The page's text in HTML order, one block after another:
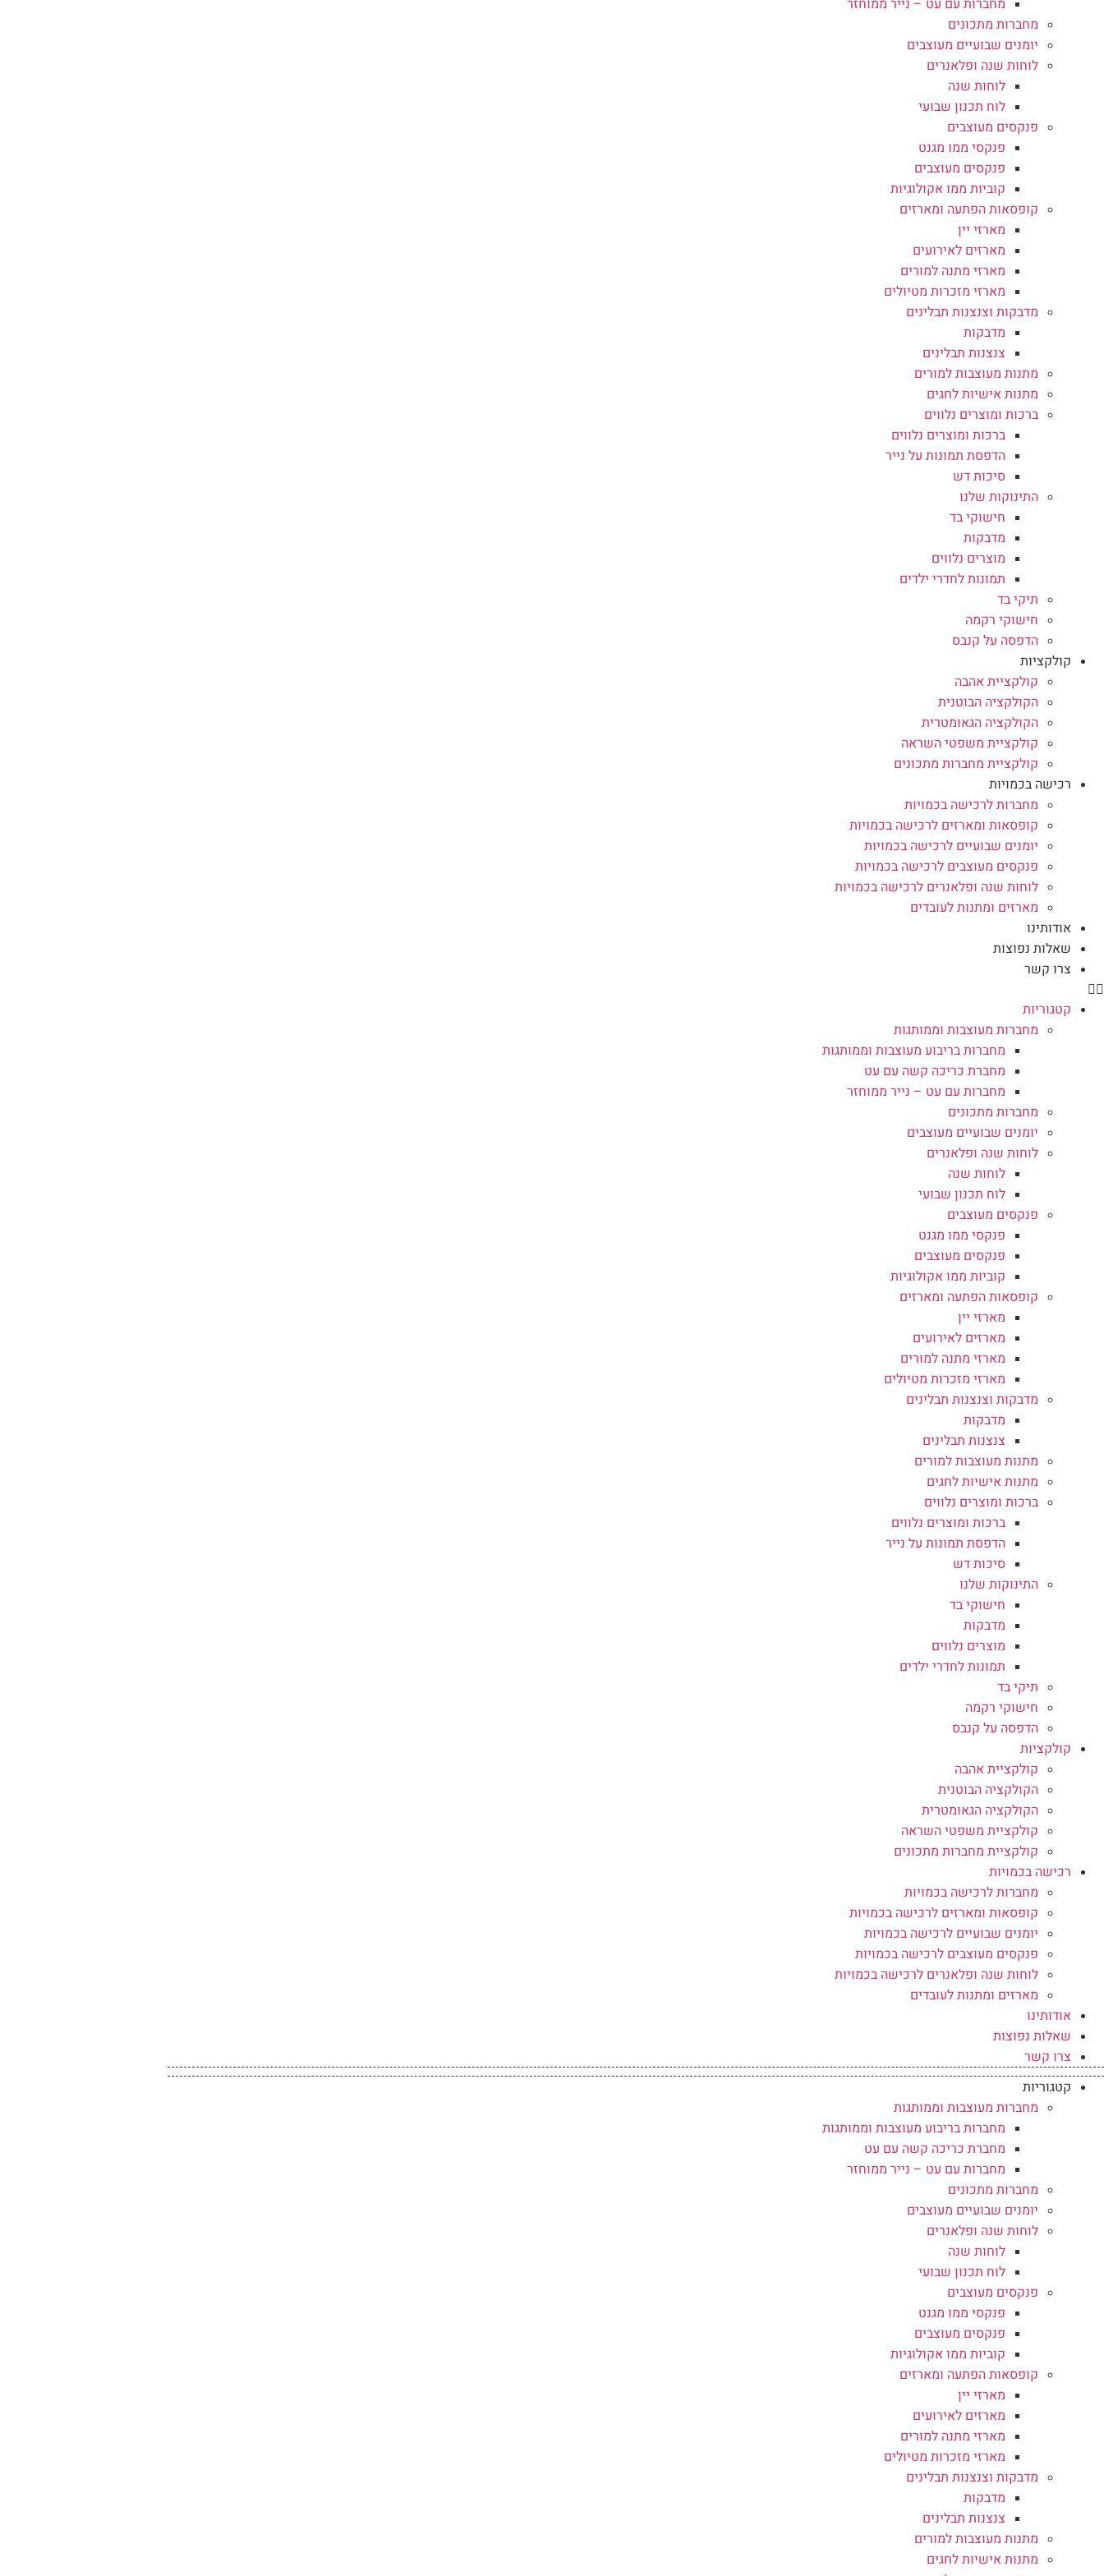
מחברות מתכונים
יומנים שבועיים מעוצבים
לוחות שנה ופלאנרים
לוחות שנה
לוח תכנון שבועי
פנקסים מעוצבים
פנקסי ממו מגנט
פנקסים מעוצבים
קוביות ממו אקולוגיות
קופסאות הפתעה ומארזים
מארזי יין
מארזים לאירועים
מארזי מתנה למורים
מארזי מזכרות מטיולים
מדבקות וצנצנות תבלינים
מדבקות
צנצנות תבלינים
מתנות מעוצבות למורים
מתנות אישיות לחגים
ברכות ומוצרים נלווים
ברכות ומוצרים נלווים
הדפסת תמונות על נייר
סיכות דש
התינוקות שלנו
חישוקי בד
מדבקות
מוצרים נלווים
תמונות לחדרי ילדים
תיקי בד
חישוקי רקמה
הדפסה על קנבס
קולקציות
קולקציית אהבה
הקולקציה הבוטנית
הקולקציה הגאומטרית
קולקציית משפטי השראה
קולקציית מחברות מתכונים
רכישה בכמויות
מחברות לרכישה בכמויות
קופסאות ומארזים לרכישה בכמויות
יומנים שבועיים לרכישה בכמויות
פנקסים מעוצבים לרכישה בכמויות
לוחות שנה ופלאנרים לרכישה בכמויות
מארזים ומתנות לעובדים
אודותינו
שאלות נפוצות
צרו קשר
קטגוריות
מחברות מעוצבות וממותגות
מחברות בריבוע מעוצבות וממותגות
מחברת כריכה קשה עם עט
מחברות עם עט – נייר ממוחזר
מחברות מתכונים
יומנים שבועיים מעוצבים
לוחות שנה ופלאנרים
לוחות שנה
לוח תכנון שבועי
פנקסים מעוצבים
פנקסי ממו מגנט
פנקסים מעוצבים
קוביות ממו אקולוגיות
קופסאות הפתעה ומארזים
מארזי יין
מארזים לאירועים
מארזי מתנה למורים
מארזי מזכרות מטיולים
מדבקות וצנצנות תבלינים
מדבקות
צנצנות תבלינים
מתנות מעוצבות למורים
מתנות אישיות לחגים
ברכות ומוצרים נלווים
ברכות ומוצרים נלווים
הדפסת תמונות על נייר
סיכות דש
התינוקות שלנו
חישוקי בד
מדבקות
מוצרים נלווים
תמונות לחדרי ילדים
תיקי בד
חישוקי רקמה
הדפסה על קנבס
קולקציות
קולקציית אהבה
הקולקציה הבוטנית
הקולקציה הגאומטרית
קולקציית משפטי השראה
קולקציית מחברות מתכונים
רכישה בכמויות
מחברות לרכישה בכמויות
קופסאות ומארזים לרכישה בכמויות
יומנים שבועיים לרכישה בכמויות
פנקסים מעוצבים לרכישה בכמויות
לוחות שנה ופלאנרים לרכישה בכמויות
מארזים ומתנות לעובדים
אודותינו
שאלות נפוצות
צרו קשר
קטגוריות
מחברות מעוצבות וממותגות
מחברות בריבוע מעוצבות וממותגות
מחברת כריכה קשה עם עט
מחברות עם עט – נייר ממוחזר
מחברות מתכונים
יומנים שבועיים מעוצבים
לוחות שנה ופלאנרים
לוחות שנה
לוח תכנון שבועי
פנקסים מעוצבים
פנקסי ממו מגנט
פנקסים מעוצבים
קוביות ממו אקולוגיות
קופסאות הפתעה ומארזים
מארזי יין
מארזים לאירועים
מארזי מתנה למורים
מארזי מזכרות מטיולים
מדבקות וצנצנות תבלינים
מדבקות
צנצנות תבלינים
מתנות מעוצבות למורים
מתנות אישיות לחגים